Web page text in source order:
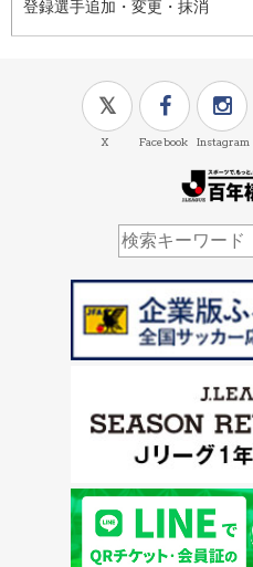
登録選手追加・変更・抹消
X Facebook Instagram